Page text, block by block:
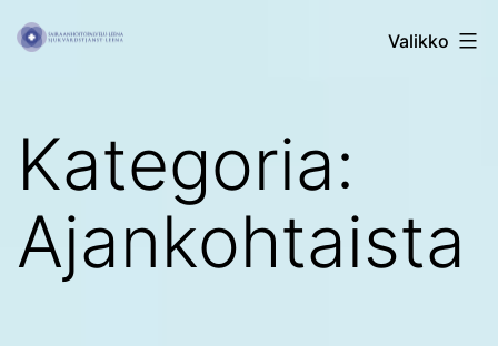
Siirry
sisältöön
Sairaanhoitopalvelu
Valikko
Kategoria:
Ajankohtaista